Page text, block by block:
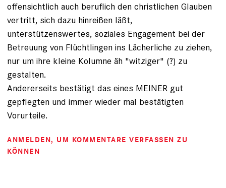
offensichtlich auch beruflich den christlichen Glauben
vertritt, sich dazu hinreißen läßt,
unterstützenswertes, soziales Engagement bei der
Betreuung von Flüchtlingen ins Lächerliche zu ziehen,
nur um ihre kleine Kolumne äh "witziger" (?) zu
gestalten.
Andererseits bestätigt das eines MEINER gut
gepflegten und immer wieder mal bestätigten
Vorurteile.
ANMELDEN, UM KOMMENTARE VERFASSEN ZU
KÖNNEN